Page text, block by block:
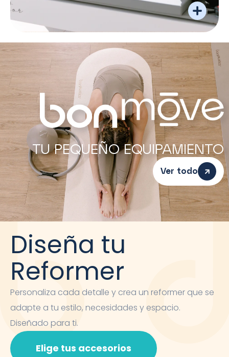
TU PEQUEÑO EQUIPAMIENTO
Ver todo
Diseña tu
Reformer
Personaliza cada detalle y crea un reformer que se
adapte a tu estilo, necesidades y espacio.
Diseñado para ti.
Elige tus accesorios